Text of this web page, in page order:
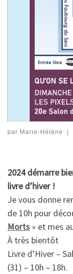
par Marie-Hélène
2024 démarre
livre d’hiver !
Je vous donne
de 10h pour
Morts » et mes
À très bientôt
Livre d’Hiver –
(31) – 10h – 18h.